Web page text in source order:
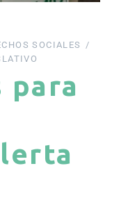
SOCIALES
para